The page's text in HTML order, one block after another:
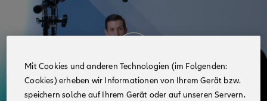
Mit Cookies und anderen Technologien (im Folgenden:
Cookies) erheben wir Informationen von Ihrem Gerät bzw.
speichern solche auf Ihrem Gerät oder auf unseren Servern.